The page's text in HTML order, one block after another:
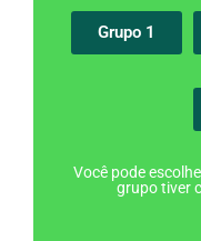
Grupo 1
Você pode
grupo tiver